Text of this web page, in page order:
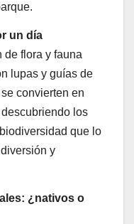
un día
de flora y fauna
lupas y guías de
convierten en
los
que lo
y
¿nativos o